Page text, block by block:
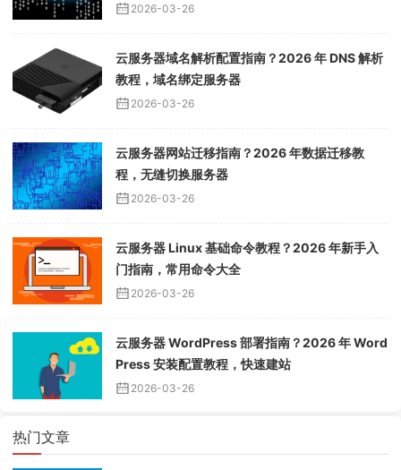
2026-03-26
云服务器域名解析配置指南？2026 年 DNS 解析
教程，域名绑定服务器
2026-03-26
云服务器网站迁移指南？2026 年数据迁移教
程，无缝切换服务器
2026-03-26
云服务器 Linux 基础命令教程？2026 年新手入
门指南，常用命令大全
2026-03-26
云服务器 WordPress 部署指南？2026 年 Word
Press 安装配置教程，快速建站
2026-03-26
热门文章